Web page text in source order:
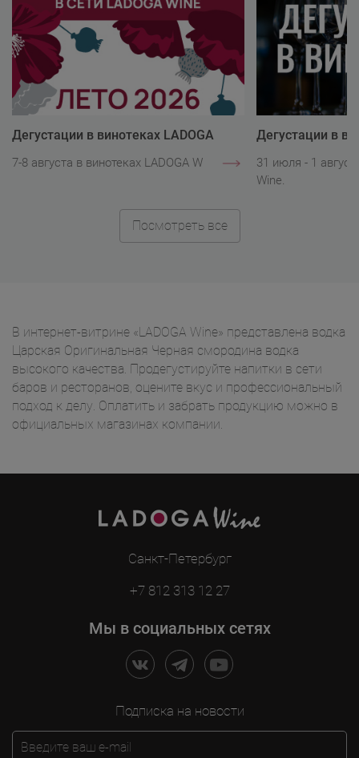
Дегустации в винотеках LADOGA
7-8 августа в винотеках LADOGA Wine.
Дегустации в
31 июля - 1
Wine.
Посмотреть все
В интернет-витрине «LADOGA Wine» представлена водка
Царская Оригинальная Черная смородина водка
высокого качества. Продегустируйте напитки в сети
баров и ресторанов, оцените вкус и профессиональный
подход к делу. Оплатить и забрать продукцию можно в
официальных магазинах компании.
Санкт-Петербург
+7 812 313 12 27
Мы в социальных сетях
Подписка на новости